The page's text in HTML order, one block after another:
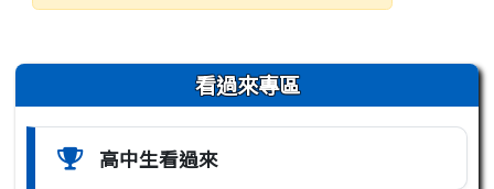
左邊區域內容 看過來專區
高中生看過來